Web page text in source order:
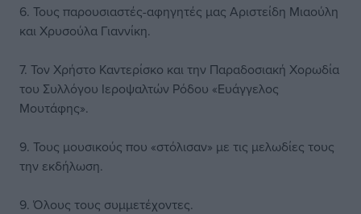
6. Τους παρουσιαστές-αφηγητές μας Αριστείδη Μιαούλη
και Χρυσούλα Γιαννίκη.
7. Τον Χρήστο Καντερίσκο και την Παραδοσιακή Χορωδία
του Συλλόγου Ιεροψαλτών Ρόδου «Ευάγγελος
Μουτάφης».
9. Τους μουσικούς που «στόλισαν» με τις μελωδίες τους
την εκδήλωση.
9. Όλους τους συμμετέχοντες.